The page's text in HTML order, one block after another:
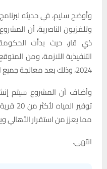
وأوضح سليم، في حديثه
وتلفزيون الناصرية، أن
ذي قار، حيث بدأت الحكومة
التنفيذية اللازمة، ومن
2024، وذلك بعد معالجة جميع التعارضات التي كانت تعيق تنفيذه.
وأضاف أن المشروع سيتم
توفير
مما يعزز من استقرار
انتهى.